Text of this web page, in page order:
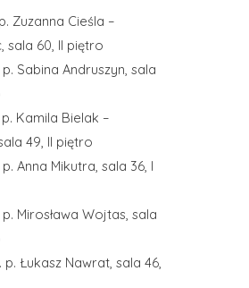
Zuzanna Cieśla –
sala 60, II piętro
p. Sabina Andruszyn, sala
p. Kamila Bielak –
49, II piętro
Anna Mikutra, sala 36, I
p. Mirosława Wojtas, sala
p. Łukasz Nawrat, sala 46,